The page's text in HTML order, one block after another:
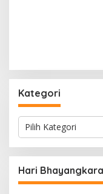
Kategori
K
e
g
o
r
Hari